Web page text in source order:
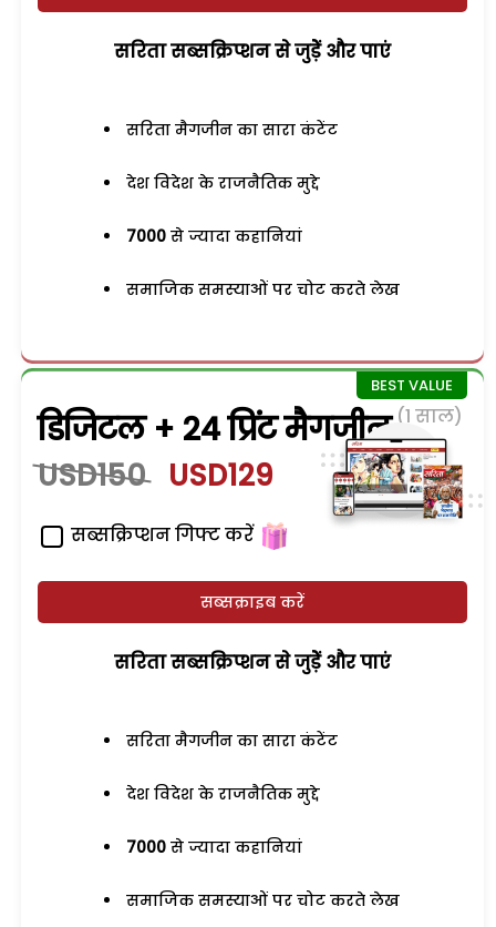
सरिता सब्सक्रिप्शन से जुड़ेें और पाएं
सरिता मैगजीन का सारा कंटेंट
देश विदेश के राजनैतिक मुद्दे
7000 से ज्यादा कहानियां
समाजिक समस्याओं पर चोट करते लेख
डिजिटल + 24 प्रिंट मैगजीन (1 साल)
USD150 USD129
सब्सक्रिप्शन गिफ्ट करें
सब्सक्राइब करें
सरिता सब्सक्रिप्शन से जुड़ेें और पाएं
सरिता मैगजीन का सारा कंटेंट
देश विदेश के राजनैतिक मुद्दे
7000 से ज्यादा कहानियां
समाजिक समस्याओं पर चोट करते लेख